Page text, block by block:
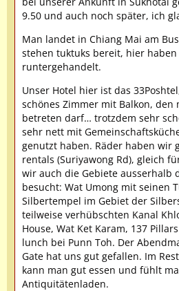
9.50 und auch noch später, ich
Man landet in Chiang Mai am
stehen tuktuks bereit, hier
runtergehandelt.
Unser Hotel hier ist das
schönes Zimmer mit Balkon, den
betreten darf… trotzdem sehr
sehr nett mit
genutzt haben. Räder haben wir
rentals (Suriyawong Rd), gleich
wir auch die Gebiete ausserhalb
besucht: Wat Umong mit seinen
Silbertempel im Gebiet der
teilweise verhübschten Kanal
House, Wat Ket Karam, 137
lunch bei Punn Toh. Der
Gate hat uns gut gefallen. Im
kann man gut essen und fühlt
Antiquitätenladen.